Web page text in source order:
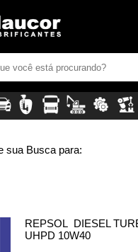
sua Busca para:
REPSOL DIESEL
UHPD 10W40